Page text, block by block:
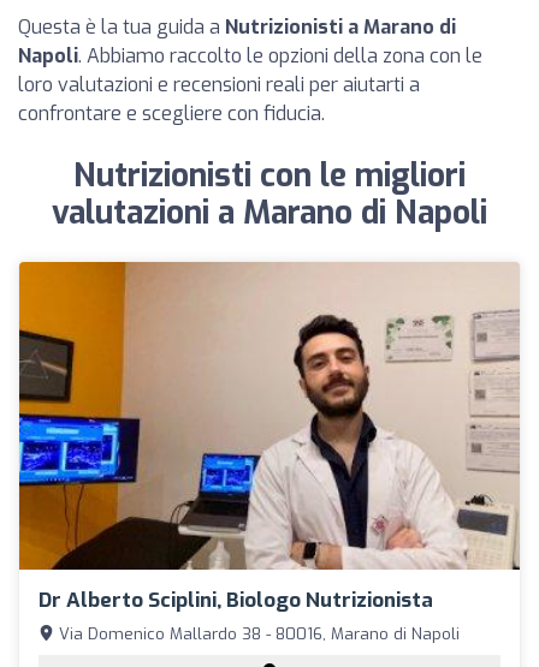
Questa è la tua guida a Nutrizionisti a Marano di
Napoli. Abbiamo raccolto le opzioni della zona con le
loro valutazioni e recensioni reali per aiutarti a
confrontare e scegliere con fiducia.
Nutrizionisti con le migliori
valutazioni a Marano di Napoli
Dr Alberto Sciplini, Biologo Nutrizionista
Via Domenico Mallardo 38 - 80016, Marano di Napoli